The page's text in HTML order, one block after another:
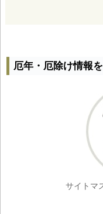
厄年・厄除け情報
サイトマ